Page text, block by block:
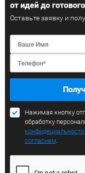
от идей до
Оставьте заявку и
Нажимая кнопку
обработку
согласием.